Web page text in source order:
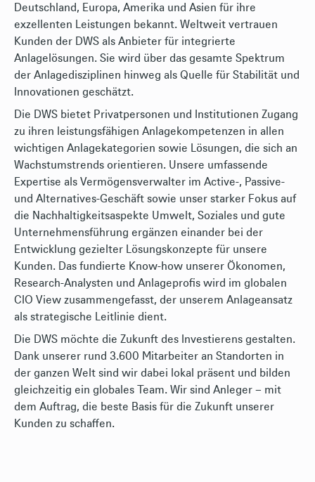
Deutschland, Europa, Amerika und Asien für ihre
exzellenten Leistungen bekannt. Weltweit vertrauen
Kunden der DWS als Anbieter für integrierte
Anlagelösungen. Sie wird über das gesamte Spektrum
der Anlagedisziplinen hinweg als Quelle für Stabilität und
Innovationen geschätzt.
Die DWS bietet Privatpersonen und Institutionen Zugang
zu ihren leistungsfähigen Anlagekompetenzen in allen
wichtigen Anlagekategorien sowie Lösungen, die sich an
Wachstumstrends orientieren. Unsere umfassende
Expertise als Vermögensverwalter im Active-, Passive-
und Alternatives-Geschäft sowie unser starker Fokus auf
die Nachhaltigkeitsaspekte Umwelt, Soziales und gute
Unternehmensführung ergänzen einander bei der
Entwicklung gezielter Lösungskonzepte für unsere
Kunden. Das fundierte Know-how unserer Ökonomen,
Research-Analysten und Anlageprofis wird im globalen
CIO View zusammengefasst, der unserem Anlageansatz
als strategische Leitlinie dient.
Die DWS möchte die Zukunft des Investierens gestalten.
Dank unserer rund 3.600 Mitarbeiter an Standorten in
der ganzen Welt sind wir dabei lokal präsent und bilden
gleichzeitig ein globales Team. Wir sind Anleger – mit
dem Auftrag, die beste Basis für die Zukunft unserer
Kunden zu schaffen.